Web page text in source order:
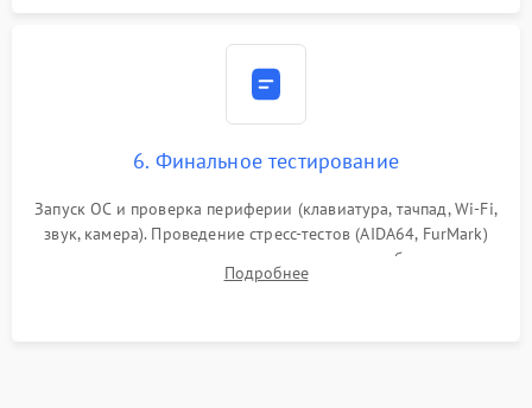
6. Финальное тестирование
Запуск ОС и проверка периферии (клавиатура, тачпад, Wi-Fi,
звук, камера). Проведение стресс-тестов (AIDA64, FurMark)
для контроля температурного режима и стабильности
системы под пиковой нагрузкой.
Подробнее